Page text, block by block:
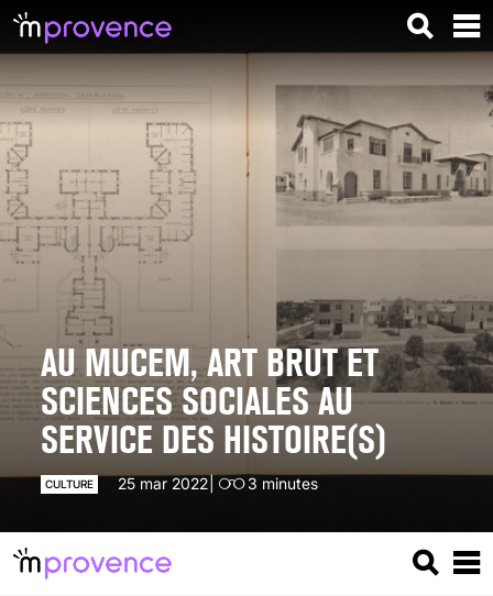
AU MUCEM, ART BRUT ET
SCIENCES SOCIALES AU
SERVICE DES HISTOIRE(S)
CULTURE 25 mar 2022 3 minutes